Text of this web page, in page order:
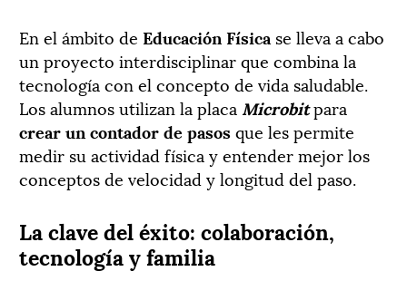
En el ámbito de Educación Física se lleva a cabo
un proyecto interdisciplinar que combina la
tecnología con el concepto de vida saludable.
Los alumnos utilizan la placa Microbitpara
crear un contador de pasosque les permite
medir su actividad física y entender mejor los
conceptos de velocidad y longitud del paso.
La clave del éxito: colaboración,
tecnología y familia